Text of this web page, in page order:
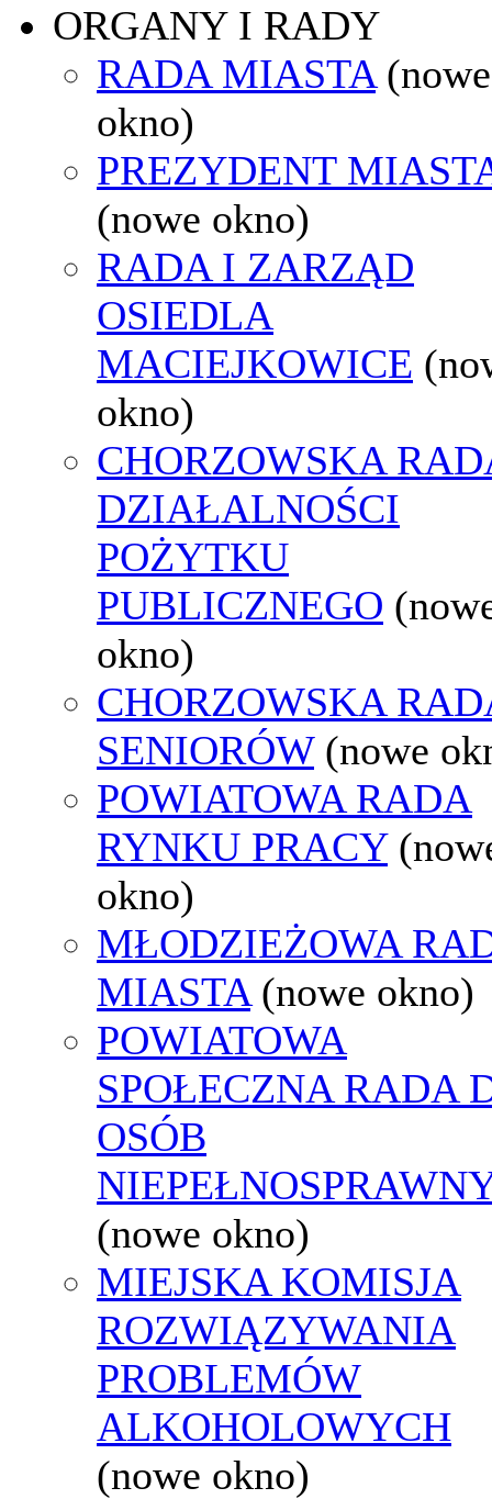
ORGANY I RADY
RADA MIASTA (nowe
okno)
PREZYDENT
(nowe okno)
RADA I ZARZĄD
OSIEDLA
MACIEJKOWICE
okno)
CHORZOWSKA
DZIAŁALNOŚCI
POŻYTKU
PUBLICZNEGO
okno)
CHORZOWSKA
SENIORÓW (nowe
POWIATOWA RADA
RYNKU PRACY
okno)
MŁODZIEŻOWA
MIASTA (nowe okno)
POWIATOWA
SPOŁECZNA RADA
OSÓB
(nowe okno)
MIEJSKA KOMISJA
ROZWIĄZYWANIA
PROBLEMÓW
ALKOHOLOWYCH
(nowe okno)